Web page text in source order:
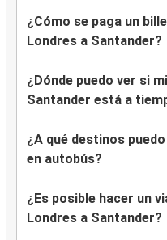
¿Cómo se paga un
Londres a Santander?
¿Dónde puedo ver si
Santander está a
¿A qué destinos
en autobús?
¿Es posible hacer un
Londres a Santander?